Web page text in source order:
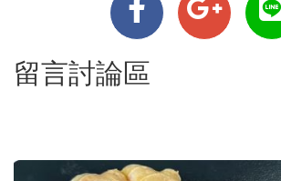
留言討論區